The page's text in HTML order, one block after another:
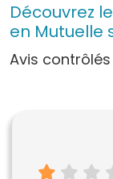
Découvrez
en Mutuelle
Avis